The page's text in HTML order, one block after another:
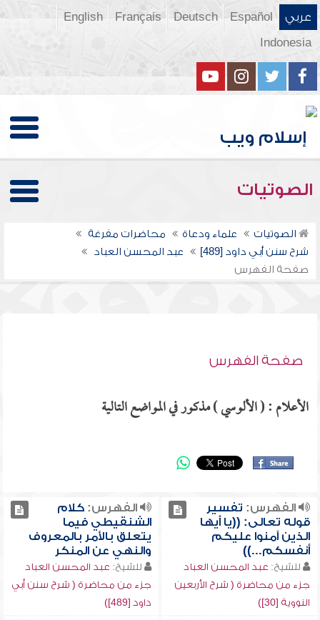
عربي Español
Deutsch
Français
English
Indonesia
الصوتيات
الصوتيات علماء ودعاة
محاضرات مفرغة
شرح سنن أبي داود [489]
عبد المحسن العباد
صفحة الفهرس
صفحة الفهرس
الأعلام : ( الألوسي ) مذكور في المواضع التالية
الفهرس: تفسير
قوله تعالى: ((يا أيها
الذين آمنوا عليكم
أنفسكم...))
للشيخ: عبد المحسن العباد
جزء من محاضرة ( شرح الأربعين
النووية [30])
الفهرس:كلام
الشنقيطي فيما
يتعلق بالأمر بالمعروف
والنهي عن المنكر
للشيخ: عبد المحسن العباد
جزء من محاضرة ( شرح سنن أبي
داود [489])